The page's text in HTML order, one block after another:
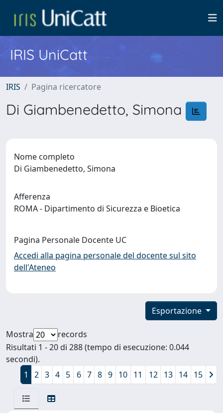
IRIS UniCatt
IRIS Pagina ricercatore
Di Giambenedetto, Simona
Nome completo
Di Giambenedetto, Simona
Afferenza
ROMA - Dipartimento di Sicurezza e Bioetica
Pagina Personale Docente UC
Accedi alla pagina personale del docente sul sito
dell'Ateneo
Esportazione
Mostra
records
Risultati 1 - 20 di 288 (tempo di esecuzione: 0.044
secondi).
1
2 3 4 5 6 7 8 9 10 11 12 13 14 15